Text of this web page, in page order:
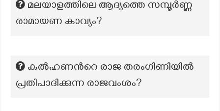
മലയാളത്തിലെ ആദ്യത്തെ സമ്പൂർണ്ണ
രാമായണ കാവ്യം?
കൽഹണന്‍റെ രാജ തരംഗിണിയിൽ
പ്രതിപാദിക്കുന്ന രാജവംശം?